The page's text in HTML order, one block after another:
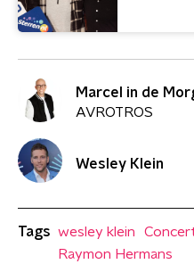
Marcel in de
AVROTROS
Wesley Klein
Tags wesley klein
Raymon Hermans